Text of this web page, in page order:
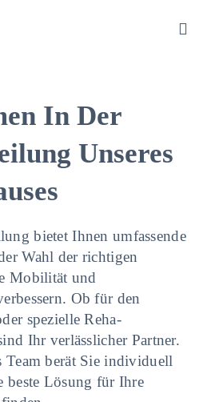
Homecare
Produkte
Über uns
In Der
Unseres
bietet Ihnen umfassende
Wahl der richtigen
Mobilität und
Ob für den
spezielle Reha-
Ihr verlässlicher Partner.
Team berät Sie individuell
Lösung für Ihre